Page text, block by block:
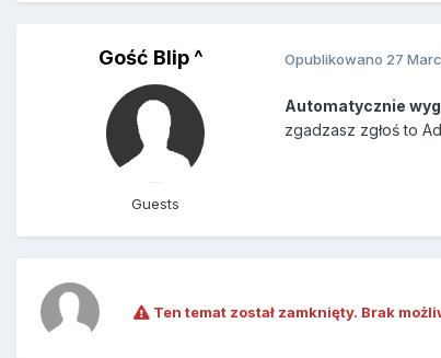
Gość Blip ^
Guests
Opublikowano 27
Automatycznie
zgadzasz zgłoś to
Ten temat został zamknięty. Brak